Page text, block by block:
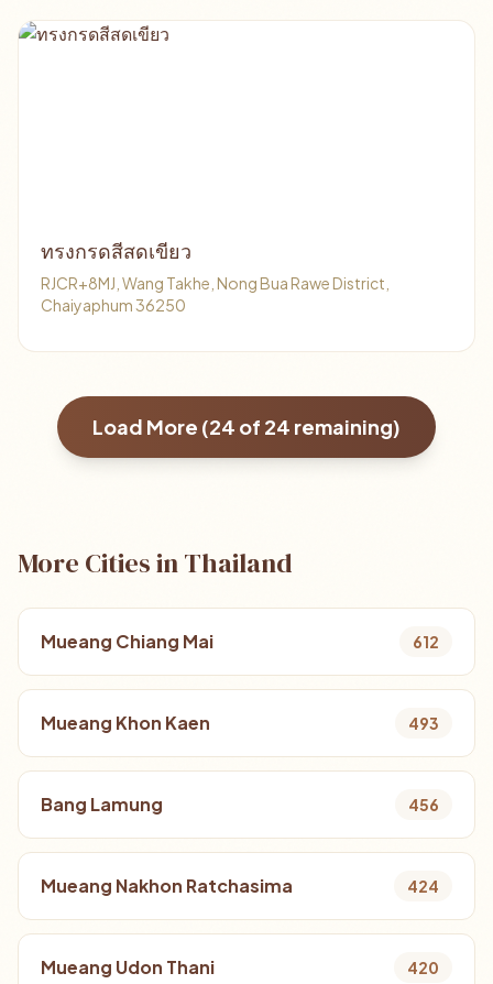
ทรงกรดสีสดเขียว
RJCR+8MJ, Wang Takhe, Nong Bua Rawe District,
Chaiyaphum 36250
Load More (24 of 24 remaining)
More Cities in Thailand
Mueang Chiang Mai 612
Mueang Khon Kaen 493
Bang Lamung 456
Mueang Nakhon Ratchasima 424
Mueang Udon Thani 420